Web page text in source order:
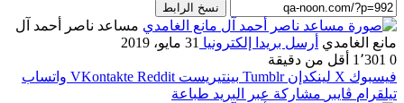
نسخ الرابط
مساعد ناصر أحمد آل
مانع الغامدي أرسل بريدا إلكترونيا 31 مايو، 2019
0
أقل من دقيقة
فيسبوك ‫X لينكدإن بينتيريست
واتساب
تيلقرام ڤايبر مشاركة عبر البريد طباعة